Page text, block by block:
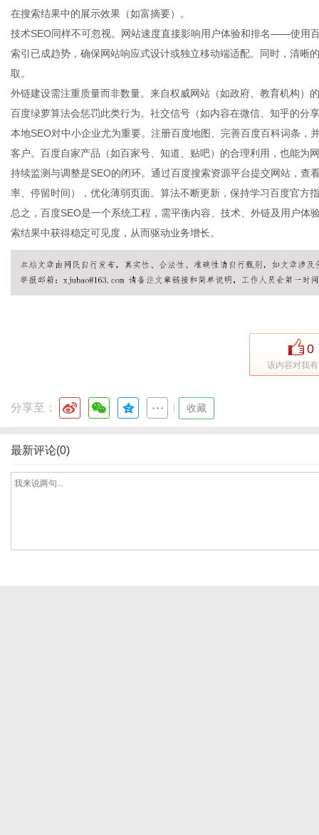
在搜索结果中的展示效果（如富摘要）。
技术SEO同样不可忽视。网站速度直接影响用户体验和排名——使用
索引已成趋势，确保网站响应式设计或独立移动端适配。同时，清晰
取。
外链建设需注重质量而非数量。来自权威网站（如政府、教育机构）
百度绿萝算法会惩罚此类行为。社交信号（如内容在微信、知乎的分
本地SEO对中小企业尤为重要。注册百度地图、完善百度百科词条，
客户。百度自家产品（如百家号、知道、贴吧）的合理利用，也能为
持续监测与调整是SEO的闭环。通过百度搜索资源平台提交网站，查
率、停留时间），优化薄弱页面。算法不断更新，保持学习百度官方
总之，百度SEO是一个系统工程，需平衡内容、技术、外链及用户
索结果中获得稳定可见度，从而驱动业务增长。
0
该内容对我
分享至： 收藏
最新评论(0)